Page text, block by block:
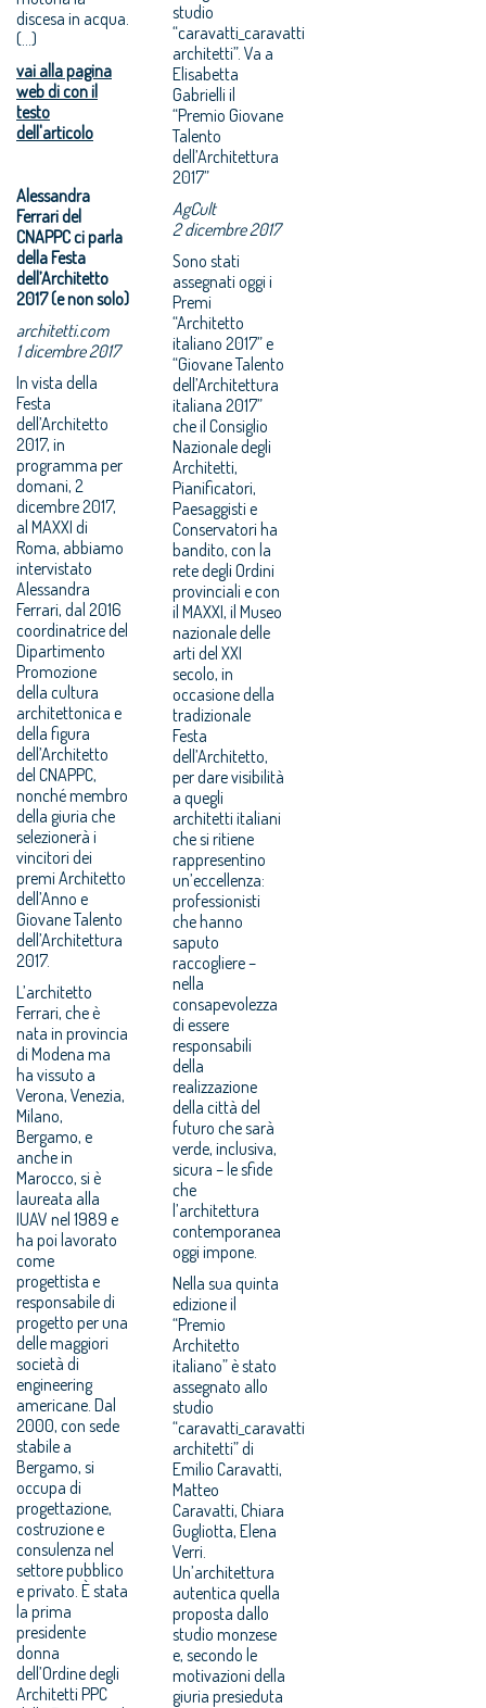
discesa in acqua.
(...)
vai alla pagina
web di con il
testo
dell'articolo
Alessandra
Ferrari del
CNAPPC ci parla
della Festa
dell’Architetto
2017 (e non solo)
architetti.com
1 dicembre 2017
In vista della
Festa
dell’Architetto
2017, in
programma per
domani, 2
dicembre 2017,
al MAXXI di
Roma, abbiamo
intervistato
Alessandra
Ferrari, dal 2016
coordinatrice del
Dipartimento
Promozione
della cultura
architettonica e
della figura
dell’Architetto
del CNAPPC,
nonché membro
della giuria che
selezionerà i
vincitori dei
premi Architetto
dell’Anno e
Giovane Talento
dell’Architettura
2017.
L’architetto
Ferrari, che è
nata in provincia
di Modena ma
ha vissuto a
Verona, Venezia,
Milano,
Bergamo, e
anche in
Marocco, si è
laureata alla
IUAV nel 1989 e
ha poi lavorato
come
progettista e
responsabile di
progetto per una
delle maggiori
società di
engineering
americane. Dal
2000, con sede
stabile a
Bergamo, si
occupa di
progettazione,
costruzione e
consulenza nel
settore pubblico
e privato. È stata
la prima
presidente
donna
dell’Ordine degli
Architetti PPC
studio
“caravatti_caravatti
architetti”. Va a
Elisabetta
Gabrielli il
“Premio Giovane
Talento
dell’Architettura
2017”
AgCult
2 dicembre 2017
Sono stati
assegnati oggi i
Premi
“Architetto
italiano 2017” e
“Giovane Talento
dell’Architettura
italiana 2017”
che il Consiglio
Nazionale degli
Architetti,
Pianificatori,
Paesaggisti e
Conservatori ha
bandito, con la
rete degli Ordini
provinciali e con
il MAXXI, il Museo
nazionale delle
arti del XXI
secolo, in
occasione della
tradizionale
Festa
dell’Architetto,
per dare visibilità
a quegli
architetti italiani
che si ritiene
rappresentino
un’eccellenza:
professionisti
che hanno
saputo
raccogliere –
nella
consapevolezza
di essere
responsabili
della
realizzazione
della città del
futuro che sarà
verde, inclusiva,
sicura – le sfide
che
l’architettura
contemporanea
oggi impone.
Nella sua quinta
edizione il
“Premio
Architetto
italiano” è stato
assegnato allo
studio
“caravatti_caravatti
architetti” di
Emilio Caravatti,
Matteo
Caravatti, Chiara
Gugliotta, Elena
Verri.
Un’architettura
autentica quella
proposta dallo
studio monzese
e, secondo le
motivazioni della
giuria presieduta